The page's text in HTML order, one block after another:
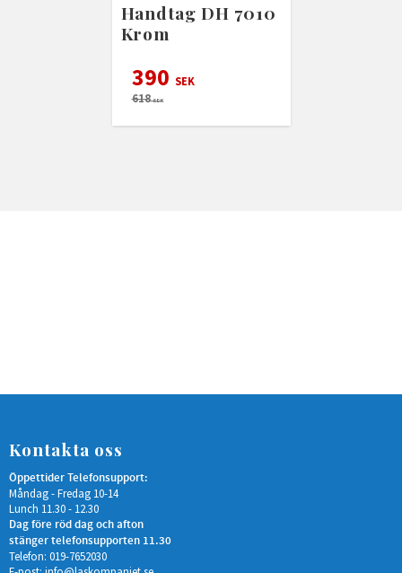
Handtag DH 7010
Krom
390 SEK
618SEK
Kontakta oss
Öppettider Telefonsupport:
Måndag - Fredag 10-14
Lunch 11.30 - 12.30
Dag före röd dag och afton
stänger telefonsupporten 11.30
Telefon: 019-7652030